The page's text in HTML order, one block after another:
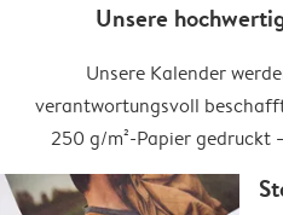
Unsere
Unsere Kalender
verantwortungsvoll
250 g/m²-Papier gedruckt